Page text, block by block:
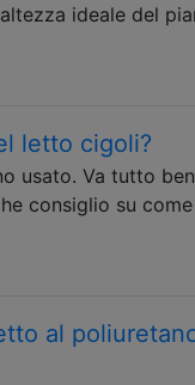
ideale del
letto cigoli?
usato. Va tutto
consiglio su
al